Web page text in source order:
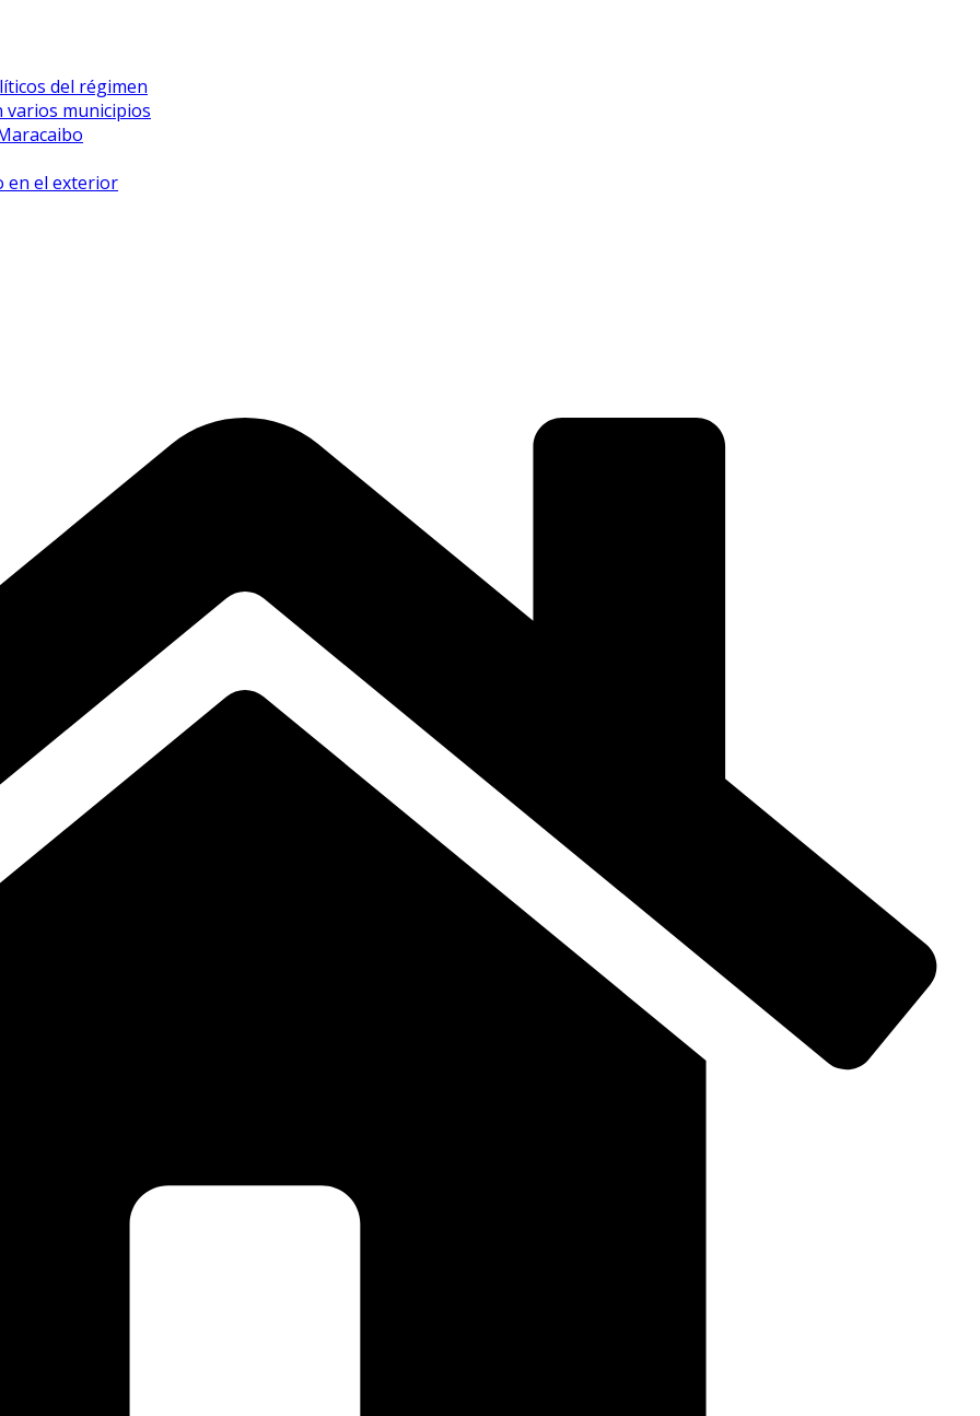
del régimen
varios municipios
en el exterior